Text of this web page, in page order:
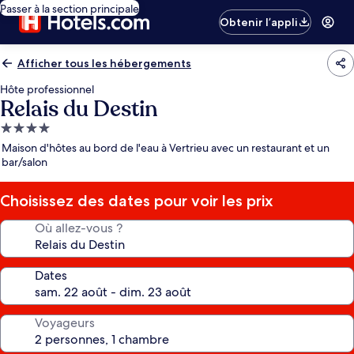
Passer à la section principale
Obtenir l’appli
Afficher tous les hébergements
Hôte professionnel
Relais du Destin
Hébergement
4.0 étoiles
Maison d'hôtes au bord de l'eau à Vertrieu avec un restaurant et un
bar/salon
Choisissez des dates pour voir les prix
Où allez-vous ?
Dates
Voyageurs